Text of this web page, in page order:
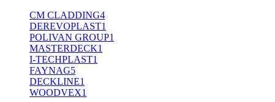
CM CLADDING4
DEREVOPLAST1
POLIVAN GROUP1
MASTERDECK1
I-TECHPLAST1
FAYNAG5
DECKLINE1
WOODVEX1